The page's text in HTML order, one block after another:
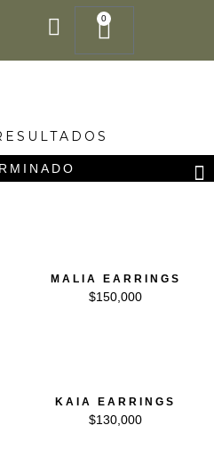
0
Cart
MALIA EARRINGS
$150,000
KAIA EARRINGS
$130,000